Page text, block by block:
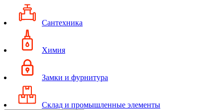
Сантехника
Химия
Замки и фурнитура
Склад и промышленные элементы